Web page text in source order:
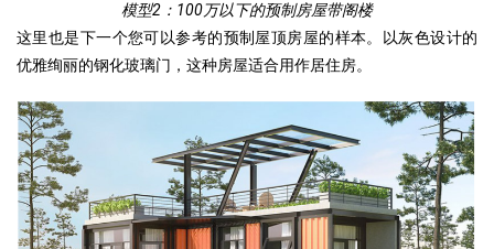
模型2：100万以下的预制房屋带阁楼
这里也是下一个您可以参考的预制屋顶房屋的样本。以灰色设计的
优雅绚丽的钢化玻璃门，这种房屋适合用作居住房。